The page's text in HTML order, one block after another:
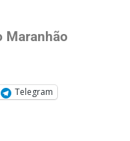
Maranhão
Telegram